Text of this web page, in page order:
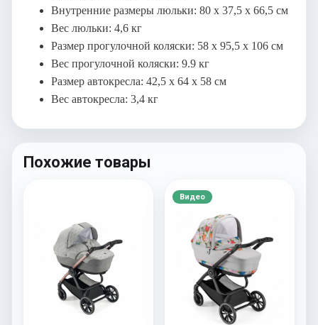
Внутренние размеры люльки: 80 х 37,5 х 66,5 см
Вес люльки: 4,6 кг
Размер прогулочной коляски: 58 х 95,5 х 106 см
Вес прогулочной коляски: 9.9 кг
Размер автокресла: 42,5 х 64 х 58 см
Вес автокресла: 3,4 кг
Похожие товары
Видео